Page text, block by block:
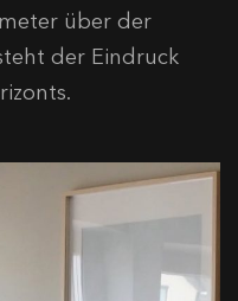
über der
der Eindruck